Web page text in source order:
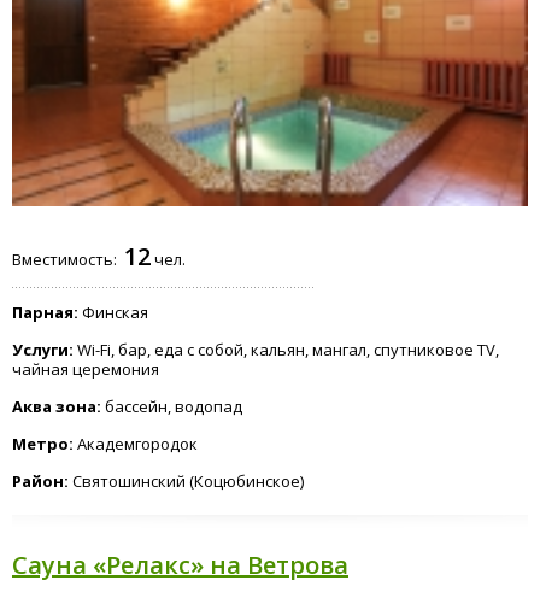
Вместимость: 12чел.
Парная: Финская
Услуги: Wi-Fi, бар, еда с собой, кальян, мангал, спутниковое TV,
чайная церемония
Аква зона: бассейн, водопад
Метро: Академгородок
Район: Святошинский (Коцюбинское)
Сауна «Релакс» на Ветрова